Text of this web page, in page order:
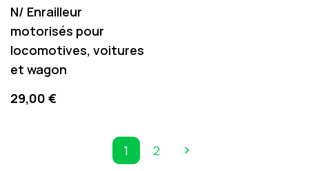
N/ Enrailleur
motorisés pour
locomotives, voitures
et wagon
Prix
29,00 €
1 2 